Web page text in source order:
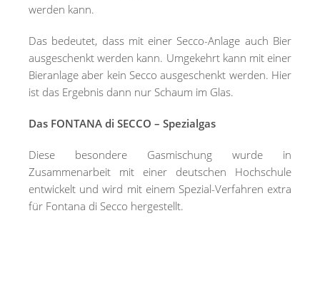
werden kann.
Das bedeutet, dass mit einer Secco-Anlage auch Bier
ausgeschenkt werden kann. Umgekehrt kann mit einer
Bieranlage aber kein Secco ausgeschenkt werden. Hier
ist das Ergebnis dann nur Schaum im Glas.
Das FONTANA di SECCO – Spezialgas
Diese besondere Gasmischung wurde in
Zusammenarbeit mit einer deutschen Hochschule
entwickelt und wird mit einem Spezial-Verfahren extra
für Fontana di Secco hergestellt.